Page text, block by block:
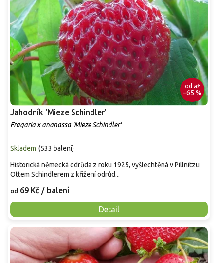
od až
–65 %
Jahodník 'Mieze Schindler'
Fragaria x ananassa 'Mieze Schindler'
Skladem (533 balení)
od 69 Kč / balení
Detail
Historická německá odrůda z roku 1925, vyšlechtěná v Pillnitzu
Ottem Schindlerem z křížení odrůd...